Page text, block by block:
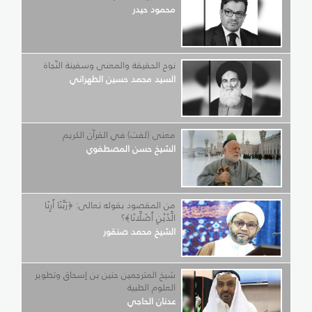
محمود حيدر
نوح الحقيقة والمعنى وسفينة النّجاة
السيد محمد حسين الطهراني
معنى (لفت) في القرآن الكريم
الشيخ حسن المصطفوي
من المقصود بقوله تعالى: ﴿رَبَّنَا أَرِنَا
الَّذَيْنِ أَضَلَّانَا﴾؟
الشيخ محمد صنقور
شيخ المترجمين حنين بن إسحاق وتطوير
العلوم الطبية
عدنان الحاجي